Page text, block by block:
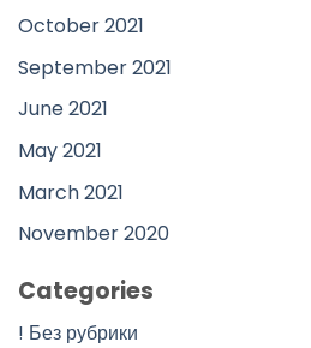
October 2021
September 2021
June 2021
May 2021
March 2021
November 2020
Categories
! Без рубрики